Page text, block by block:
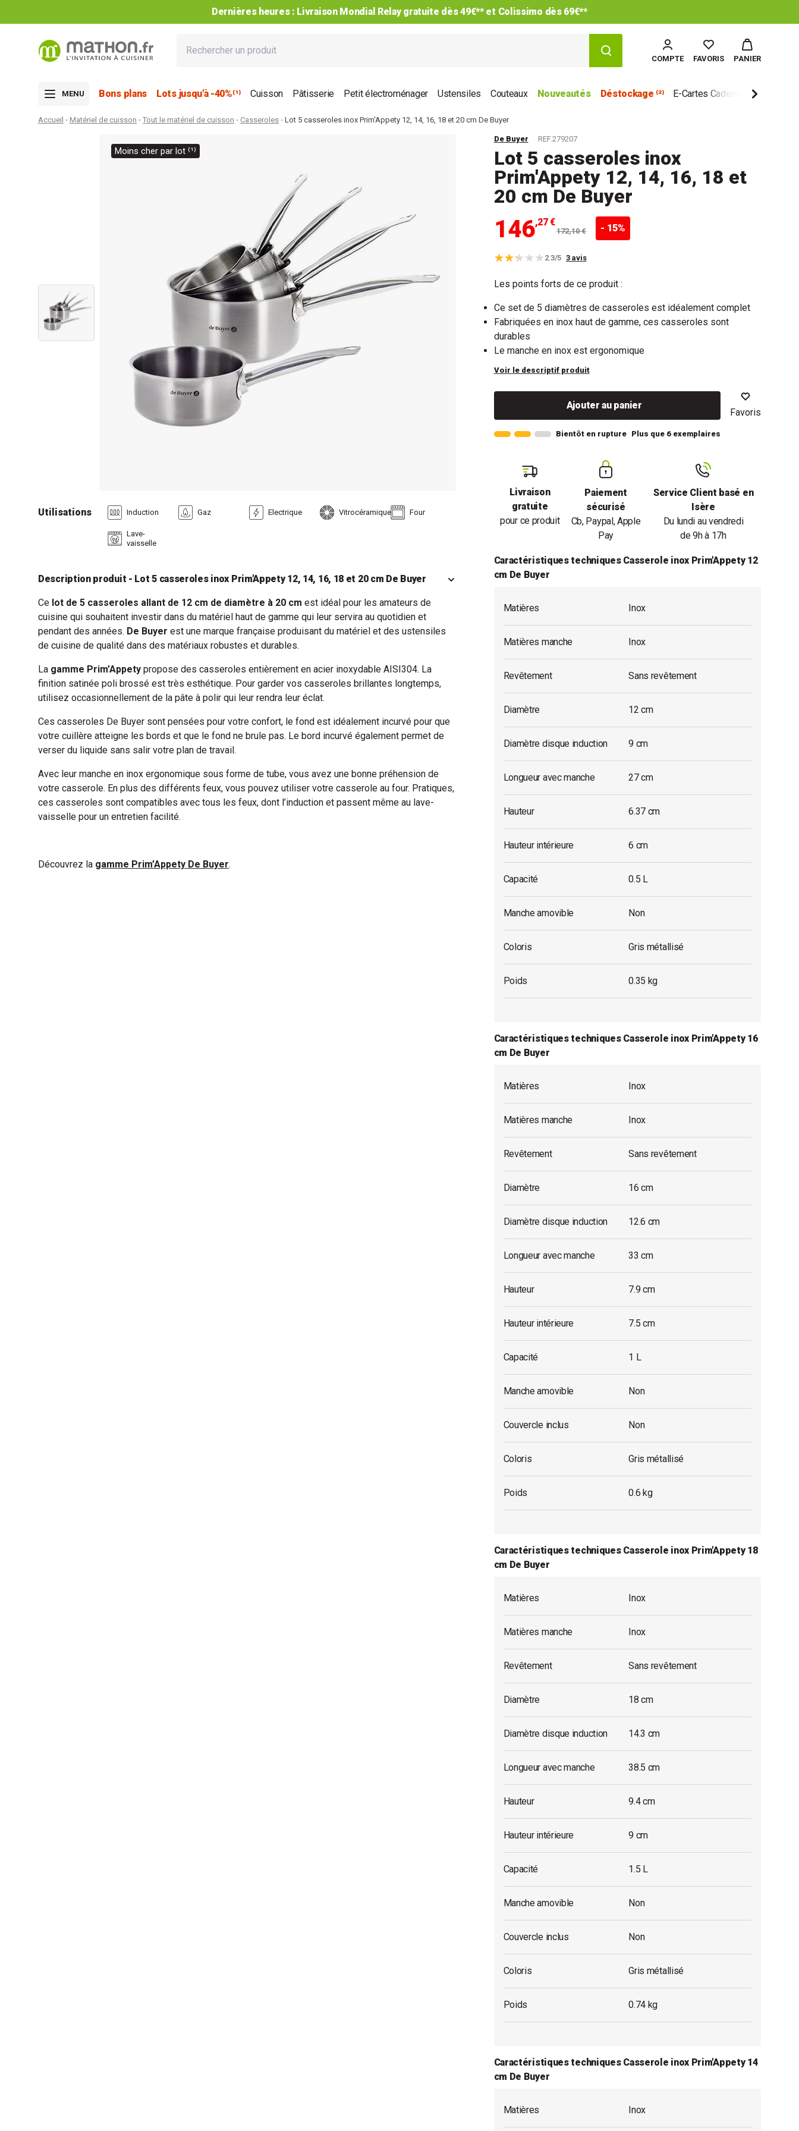
Dernières heures : Livraison Mondial Relay gratuite dès 49€** et Colissimo dès 69€**
COMPTE FAVORIS PANIER
MENU Bons plans Lots jusqu'à -40%⁽¹⁾ Cuisson Pâtisserie Petit électroménager Ustensiles Couteaux Nouveautés Déstockage ⁽²⁾ E-Cartes Cadeau Marques
Accueil Matériel de cuisson Tout le matériel de cuisson Casseroles Lot 5 casseroles inox Prim'Appety 12, 14, 16, 18 et 20 cm De Buyer
Moins cher par lot ⁽¹⁾
De Buyer REF.279207
Lot 5 casseroles inox
Prim'Appety 12, 14, 16, 18 et
20 cm De Buyer
146,27 €
172,10 € - 15%
2.3/5 3 avis
Les points forts de ce produit :
Ce set de 5 diamètres de casseroles est idéalement complet
Fabriquées en inox haut de gamme, ces casseroles sont
durables
Le manche en inox est ergonomique
Voir le descriptif produit
Ajouter au panier
Favoris
Bientôt en rupture Plus que 6 exemplaires
Livraison
gratuite
pour ce produit
Paiement
sécurisé
Cb, Paypal, Apple
Pay
Service Client basé en
Isère
Du lundi au vendredi
de 9h à 17h
Caractéristiques techniques Casserole inox Prim'Appety 12
cm De Buyer
Matières Inox
Matières manche Inox
Revêtement Sans revêtement
Diamètre 12 cm
Diamètre disque induction 9 cm
Longueur avec manche 27 cm
Hauteur 6.37 cm
Hauteur intérieure 6 cm
Capacité 0.5 L
Manche amovible Non
Coloris Gris métallisé
Poids 0.35 kg
Caractéristiques techniques Casserole inox Prim'Appety 16
cm De Buyer
Matières Inox
Matières manche Inox
Revêtement Sans revêtement
Diamètre 16 cm
Diamètre disque induction 12.6 cm
Longueur avec manche 33 cm
Hauteur 7.9 cm
Hauteur intérieure 7.5 cm
Capacité 1 L
Manche amovible Non
Couvercle inclus Non
Coloris Gris métallisé
Poids 0.6 kg
Caractéristiques techniques Casserole inox Prim'Appety 18
cm De Buyer
Matières Inox
Matières manche Inox
Revêtement Sans revêtement
Diamètre 18 cm
Diamètre disque induction 14.3 cm
Longueur avec manche 38.5 cm
Hauteur 9.4 cm
Hauteur intérieure 9 cm
Capacité 1.5 L
Manche amovible Non
Couvercle inclus Non
Coloris Gris métallisé
Poids 0.74 kg
Caractéristiques techniques Casserole inox Prim'Appety 14
cm De Buyer
Matières Inox
Utilisations Induction Gaz Electrique Vitrocéramique Four
Lave-
vaisselle
Description produit - Lot 5 casseroles inox Prim'Appety 12, 14, 16, 18 et 20 cm De Buyer
Ce lot de 5 casseroles allant de 12 cm de diamètre à 20 cm est idéal pour les amateurs de
cuisine qui souhaitent investir dans du matériel haut de gamme qui leur servira au quotidien et
pendant des années. De Buyer est une marque française produisant du matériel et des ustensiles
de cuisine de qualité dans des matériaux robustes et durables.
La gamme Prim’Appety propose des casseroles entièrement en acier inoxydable AISI304. La
finition satinée poli brossé est très esthétique. Pour garder vos casseroles brillantes longtemps,
utilisez occasionnellement de la pâte à polir qui leur rendra leur éclat.
Ces casseroles De Buyer sont pensées pour votre confort, le fond est idéalement incurvé pour que
votre cuillère atteigne les bords et que le fond ne brule pas. Le bord incurvé également permet de
verser du liquide sans salir votre plan de travail.
Avec leur manche en inox ergonomique sous forme de tube, vous avez une bonne préhension de
votre casserole. En plus des différents feux, vous pouvez utiliser votre casserole au four. Pratiques,
ces casseroles sont compatibles avec tous les feux, dont l’induction et passent même au lave-
vaisselle pour un entretien facilité.
Découvrez la gamme Prim’Appety De Buyer.